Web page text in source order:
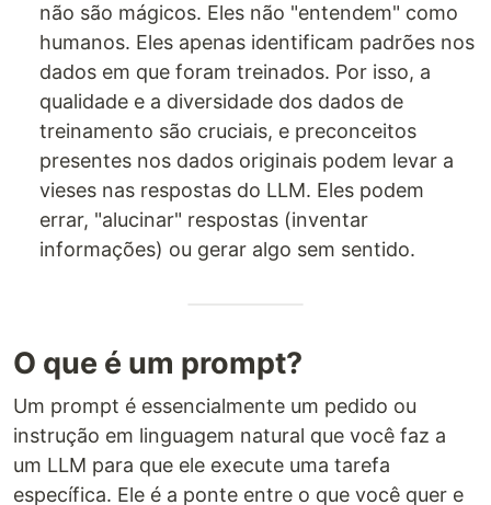
não são mágicos. Eles não "entendem" como
humanos. Eles apenas identificam padrões nos
dados em que foram treinados. Por isso, a
qualidade e a diversidade dos dados de
treinamento são cruciais, e preconceitos
presentes nos dados originais podem levar a
vieses nas respostas do LLM. Eles podem
errar, "alucinar" respostas (inventar
informações) ou gerar algo sem sentido.
O que é um prompt?
Um prompt é essencialmente um pedido ou
instrução em linguagem natural que você faz a
um LLM para que ele execute uma tarefa
específica. Ele é a ponte entre o que você quer e